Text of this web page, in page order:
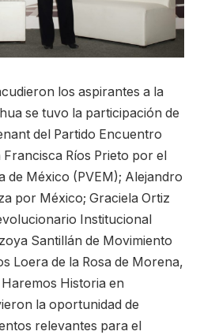
los aspirantes a la
se tuvo la participación de
del Partido Encuentro
Ríos Prieto por el
de México (PVEM); Alejandro
por México; Graciela Ortiz
Institucional
Santillán de Movimiento
Loera de la Rosa de Morena,
Historia en
la oportunidad de
relevantes para el